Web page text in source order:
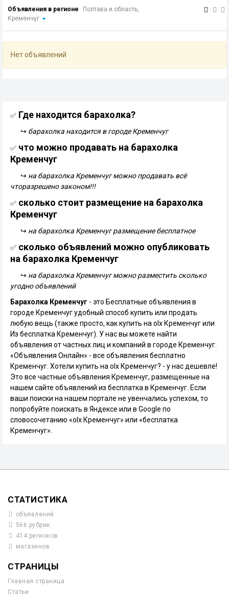
Объявления в регионе
Полтава и область,
Кременчуг
Нет объявлений
✅ Где находится барахолка?
↪ барахолка находится в городе Кременчуг
✅ что можно продавать на барахолка
Кременчуг
↪ на барахолка Кременчуг можно продавать всё
чторазрешено законом!!!
✅ сколько стоит размещение на барахолка
Кременчуг
↪ на барахолка Кременчуг размещение бесплатное
✅ сколько объявлений можно опубликовать
на барахолка Кременчуг
↪ на барахолка Кременчуг можно разместить сколько
угодно объявлений
Барахолка Кременчуг - это Бесплатные объявления в
городе Кременчуг удобный способ купить или продать
любую вещь (также просто, как купить на olx Кременчуг или
Из бесплатка Кременчуг). У нас вы можете найти
объявления от частных лиц и компаний в городе Кременчуг.
«Объявления Онлайн» - все объявления бесплатно
Кременчуг. Хотели купить на olx Кременчуг? - у нас дешевле!
Это все частные объявления Кременчуг, размещенные на
нашем сайте объявлений из бесплатка в Кременчуг. Если
ваши поиски на нашем портале не увенчались успехом, то
попробуйте поискать в Яндексе или в Google по
словосочетанию «olx Кременчуг» или «бесплатка
Кременчуг».
СТАТИСТИКА
объявлений
566 рубрик
414 регионов
магазинов
СТРАНИЦЫ
Главная страница
Статьи